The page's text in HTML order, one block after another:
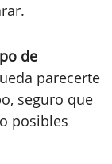
de
parecerte
seguro que
posibles